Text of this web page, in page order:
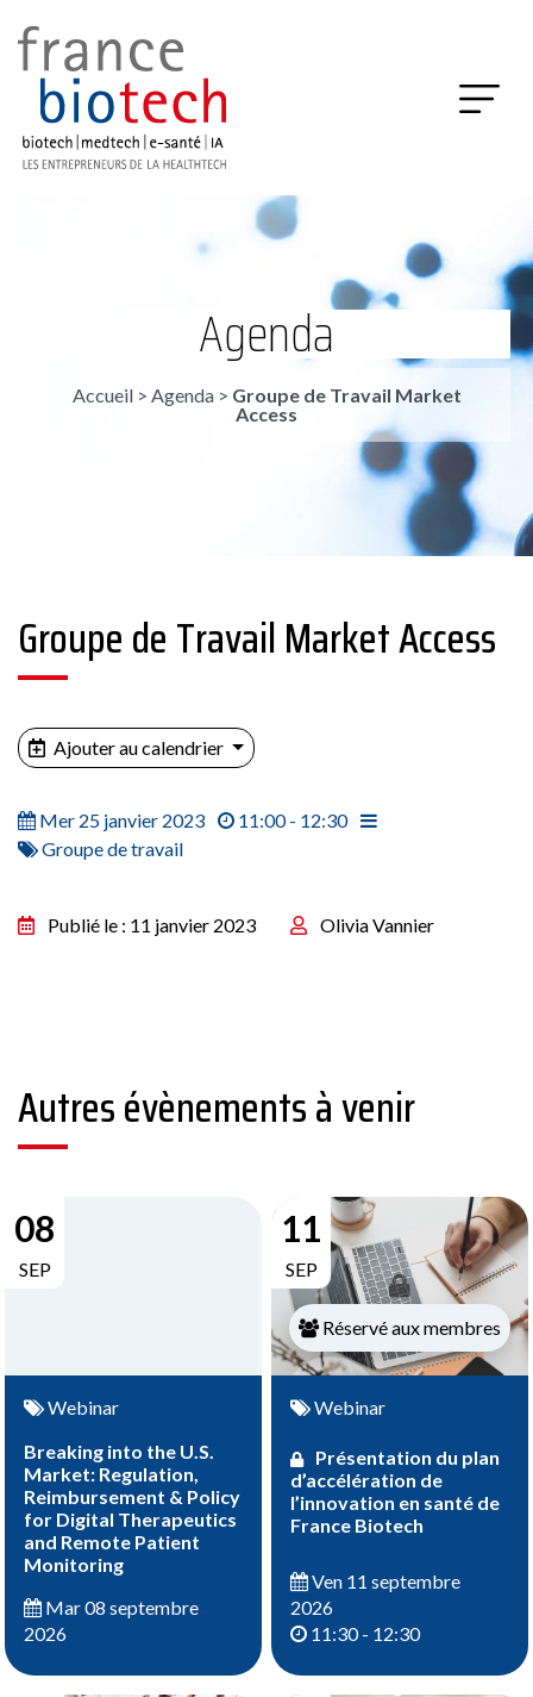
Agenda
Accueil> Agenda> Groupe de Travail Market
Access
Groupe de Travail Market Access
Ajouter au calendrier
Mer 25 janvier 2023
11:00 - 12:30
Groupe de travail
Publié le : 11 janvier 2023 Olivia Vannier
Autres évènements à venir
08
SEP
Webinar
Breaking into the U.S.
Market: Regulation,
Reimbursement & Policy
for Digital Therapeutics
and Remote Patient
Monitoring
Mar 08 septembre
2026
11
SEP
Réservé aux membres
Webinar
Présentation du plan
d’accélération de
l’innovation en santé de
France Biotech
Ven 11 septembre
2026
11:30 - 12:30